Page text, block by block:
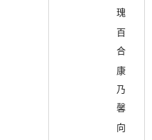
瑰
百
合
康
乃
馨
向